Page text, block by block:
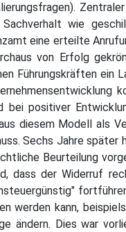
wie
eine erteilte
von Erfolg
Führungskräften
positiver
diesem Modell als
Sechs Jahre
Beurteilung
dass der Widerruf
werden kann,
ändern. Dies war